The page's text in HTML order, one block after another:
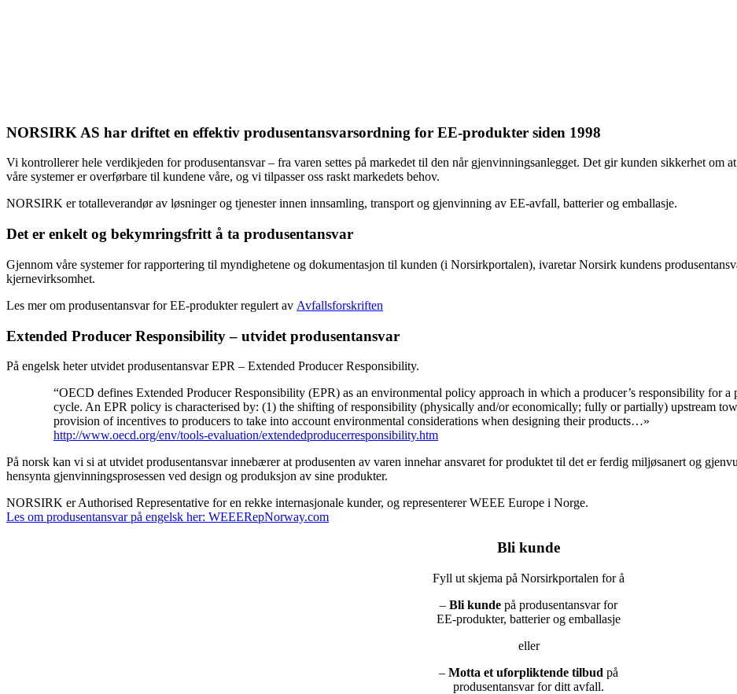
NORSIRK AS har driftet en effektiv produsentansvarsordning for EE-produkter siden 1998
Vi kontrollerer hele verdikjeden for produsentansvar – fra varen settes på markedet til den når gjenvinningsanlegget. Det gir kunden sikkerhet om
våre systemer er overførbare til kundene våre, og vi tilpasser oss raskt markedets behov.
NORSIRK er totalleverandør av løsninger og tjenester innen innsamling, transport og gjenvinning av EE-avfall, batterier og emballasje.
Det er enkelt og bekymringsfritt å ta produsentansvar
Gjennom våre systemer for rapportering til myndighetene og dokumentasjon til kunden (i Norsirkportalen), ivaretar Norsirk kundens
kjernevirksomhet.
Les mer om produsentansvar for EE-produkter regulert av Avfallsforskriften
Extended Producer Responsibility – utvidet produsentansvar
På engelsk heter utvidet produsentansvar EPR – Extended Producer Responsibility.
“OECD defines Extended Producer Responsibility (EPR) as an environmental policy approach in which a producer’s responsibility for a
cycle. An EPR policy is characterised by: (1) the shifting of responsibility (physically and/or economically; fully or partially) upstream
provision of incentives to producers to take into account environmental considerations when designing their products…»
http://www.oecd.org/env/tools-evaluation/extendedproducerresponsibility.htm
På norsk kan vi si at utvidet produsentansvar innebærer at produsenten av varen innehar ansvaret for produktet til det er ferdig miljøsanert og
hensynta gjenvinningsprosessen ved design og produksjon av sine produkter.
NORSIRK er Authorised Representative for en rekke internasjonale kunder, og representerer WEEE Europe i Norge.
Les om produsentansvar på engelsk her: WEEERepNorway.com
Bli kunde
Fyll ut skjema på Norsirkportalen for å
– Bli kunde på produsentansvar for
EE-produkter, batterier og emballasje
eller
– Motta et uforpliktende tilbud på
produsentansvar for ditt avfall.